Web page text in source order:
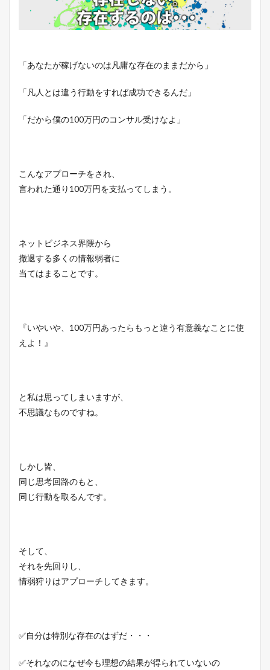
「あなたが稼げないのは凡庸な存在のままだから」
「凡人とは違う行動をすれば成功できるんだ」
「だから僕の100万円のコンサル受けなよ」
こんなアプローチをされ、
言われた通り100万円を支払ってしまう。
ネットビジネス界隈から
撤退する多くの情報弱者に
当てはまることです。
『いやいや、100万円あったらもっと違う有意義なことに使
えよ！』
と私は思ってしまいますが、
不思議なものですね。
しかし皆、
同じ思考回路のもと、
同じ行動を取るんです。
そして、
それを先回りし、
情弱狩りはアプローチしてきます。
✅自分は特別な存在のはずだ・・・
✅それなのになぜ今も理想の結果が得られていないの